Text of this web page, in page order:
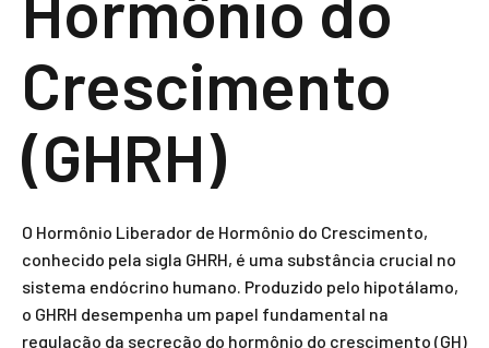
Crescimento
(GHRH)
O Hormônio Liberador de Hormônio do Crescimento,
conhecido pela sigla GHRH, é uma substância crucial no
sistema endócrino humano. Produzido pelo hipotálamo,
o GHRH desempenha um papel fundamental na
regulação da secreção do hormônio do crescimento (GH)